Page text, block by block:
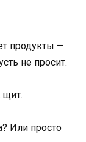
продукты —
не просит.
щит.
Или просто